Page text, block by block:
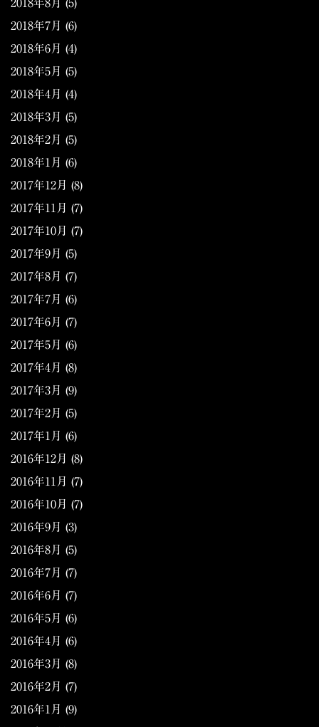
2018年8月 (5)
2018年7月 (6)
2018年6月 (4)
2018年5月 (5)
2018年4月 (4)
2018年3月 (5)
2018年2月 (5)
2018年1月 (6)
2017年12月 (8)
2017年11月 (7)
2017年10月 (7)
2017年9月 (5)
2017年8月 (7)
2017年7月 (6)
2017年6月 (7)
2017年5月 (6)
2017年4月 (8)
2017年3月 (9)
2017年2月 (5)
2017年1月 (6)
2016年12月 (8)
2016年11月 (7)
2016年10月 (7)
2016年9月 (3)
2016年8月 (5)
2016年7月 (7)
2016年6月 (7)
2016年5月 (6)
2016年4月 (6)
2016年3月 (8)
2016年2月 (7)
2016年1月 (9)